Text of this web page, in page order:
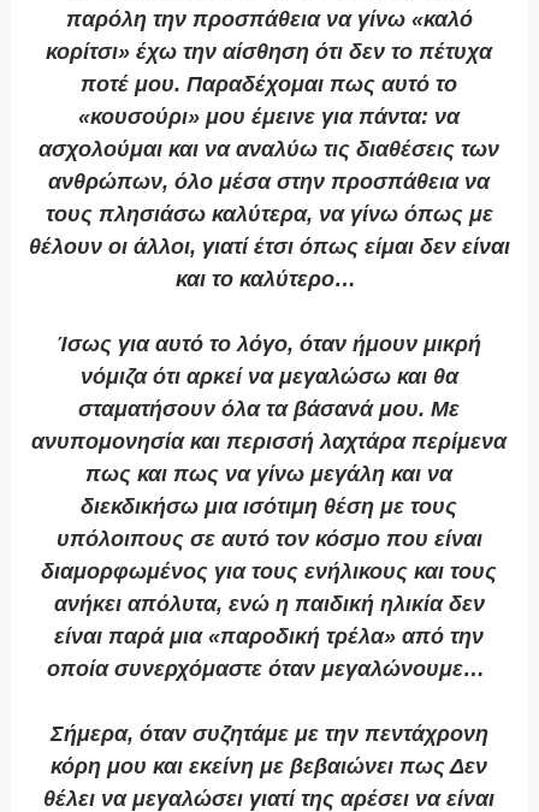
παρόλη την προσπάθεια να γίνω «καλό
κορίτσι» έχω την αίσθηση ότι δεν το πέτυχα
ποτέ μου. Παραδέχομαι πως αυτό το
«κουσούρι» μου έμεινε για πάντα: να
ασχολούμαι και να αναλύω τις διαθέσεις των
ανθρώπων, όλο μέσα στην προσπάθεια να
τους πλησιάσω καλύτερα, να γίνω όπως με
θέλουν οι άλλοι, γιατί έτσι όπως είμαι δεν είναι
και το καλύτερο…
Ίσως για αυτό το λόγο, όταν ήμουν μικρή
νόμιζα ότι αρκεί να μεγαλώσω και θα
σταματήσουν όλα τα βάσανά μου. Με
ανυπομονησία και περισσή λαχτάρα περίμενα
πως και πως να γίνω μεγάλη και να
διεκδικήσω μια ισότιμη θέση με τους
υπόλοιπους σε αυτό τον κόσμο που είναι
διαμορφωμένος για τους ενήλικους και τους
ανήκει απόλυτα, ενώ η παιδική ηλικία δεν
είναι παρά μια «παροδική τρέλα» από την
οποία συνερχόμαστε όταν μεγαλώνουμε…
Σήμερα, όταν συζητάμε με την πεντάχρονη
κόρη μου και εκείνη με βεβαιώνει πως Δεν
θέλει να μεγαλώσει γιατί της αρέσει να είναι